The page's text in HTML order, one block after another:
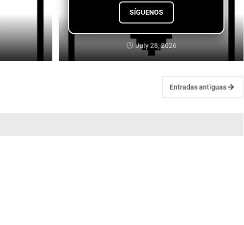
SÍGUENOS
Fuentes de vida - conspiranoico
July 28, 2026
Entradas antiguas